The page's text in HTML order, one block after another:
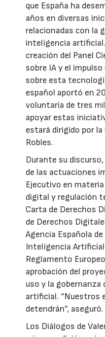
que España ha
años en diversas
relacionadas con la
inteligencia
creación del Panel
sobre IA y el
sobre esta
español aportó en
voluntaria de tres
apoyar estas
estará dirigido por la
Robles.
Durante su
de las actuaciones
Ejecutivo en
digital y regulación
Carta de Derechos
de Derechos
Agencia Española
Inteligencia Artificial
Reglamento
aprobación del
uso y la gobernanza
artificial. “Nuestros
detendrán”, aseguró.
Los Diálogos de